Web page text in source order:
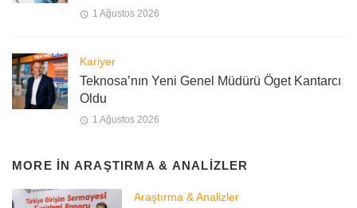
1 Ağustos 2026
Kariyer
Teknosa’nın Yeni Genel Müdürü Öget Kantarcı
Oldu
1 Ağustos 2026
MORE IN ARAŞTIRMA & ANALIZLER
Araştırma & Analizler